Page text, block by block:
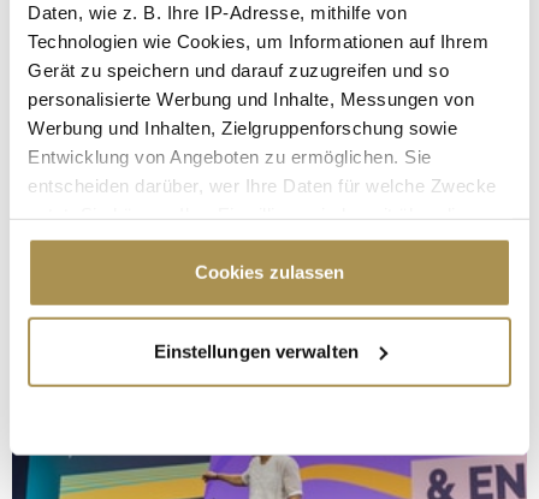
Daten, wie z. B. Ihre IP-Adresse, mithilfe von
Technologien wie Cookies, um Informationen auf Ihrem
Gerät zu speichern und darauf zuzugreifen und so
personalisierte Werbung und Inhalte, Messungen von
Werbung und Inhalten, Zielgruppenforschung sowie
Entwicklung von Angeboten zu ermöglichen. Sie
entscheiden darüber, wer Ihre Daten für welche Zwecke
Cookie-Erklärung oder durch Klicken auf das Privacy
Trigger Symbol ändern oder widerrufen
Informationen über Ihre geografische Lage
erfassen, welche bis auf einige Meter genau sein
bestimmten Merkmalen (Fingerprinting) identifizieren
Cookies zulassen
Einstellungen verwalten